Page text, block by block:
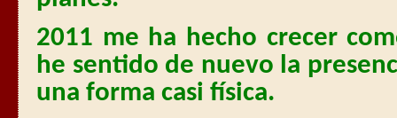
2011 me ha hecho crecer
he sentido de nuevo la
una forma casi física.